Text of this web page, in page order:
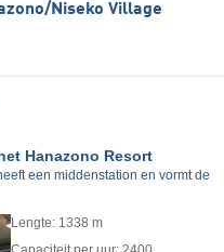
​Niseko Village
Hanazono Resort
een middenstation en vormt de
Lengte: 1338 m